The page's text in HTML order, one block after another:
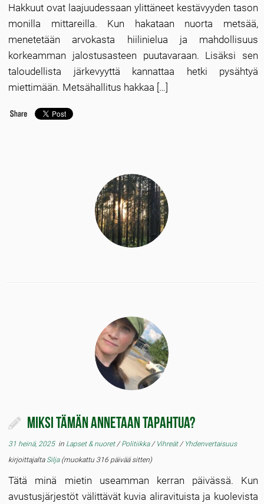
Hakkuut ovat laajuudessaan ylittäneet kestävyyden tason
monilla mittareilla. Kun hakataan nuorta metsää,
menetetään arvokasta hiilinielua ja mahdollisuus
korkeamman jalostusasteen puutavaraan. Lisäksi sen
taloudellista järkevyyttä kannattaa hetki pysähtyä
miettimään. Metsähallitus hakkaa […]
Miksi tämän annetaan tapahtua?
31 heinä, 2025in Lapset & nuoret/Politiikka/ Vihreät/ Yhdenvertaisuus
kirjoittajalta Silja(muokattu 316 päivää sitten)
Tätä minä mietin useamman kerran päivässä. Kun
avustusjärjestöt välittävät kuvia aliravituista ja kuolevista